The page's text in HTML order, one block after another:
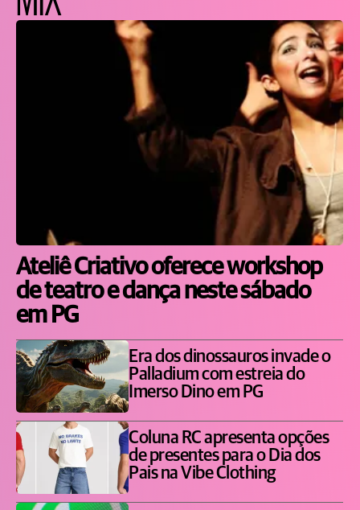
Ateliê Criativo oferece workshop
de teatro e dança neste sábado
em PG
Era dos dinossauros invade o
Palladium com estreia do
Imerso Dino em PG
Coluna RC apresenta opções
de presentes para o Dia dos
Pais na Vibe Clothing